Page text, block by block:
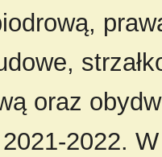
oraz
2021-2022.